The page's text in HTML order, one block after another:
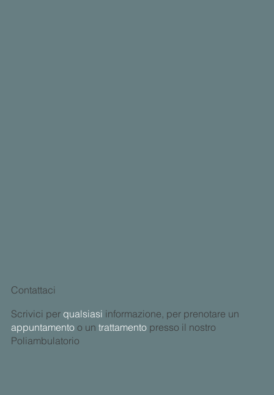
Contattaci
Scrivici per qualsiasi informazione, per prenotare un
appuntamentoo un trattamentopresso il nostro
Poliambulatorio